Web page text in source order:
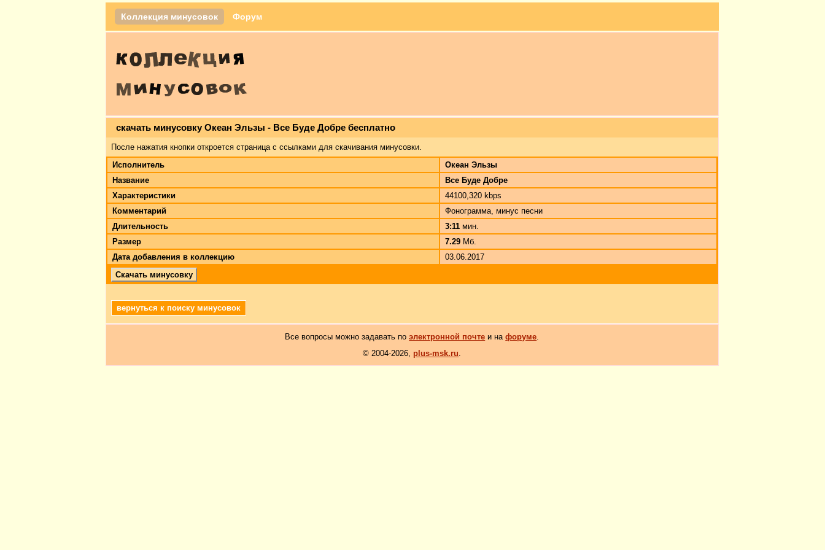
Коллекция минусовок Форум
скачать минусовку Океан Эльзы - Все Буде Добре бесплатно
После нажатия кнопки откроется страница с ссылками для скачивания минусовки.
Исполнитель
Океан Эльзы
Название
Все Буде Добре
Характеристики
44100,320 kbps
Комментарий
Фонограмма, минус песни
Длительность
3:11 мин.
Размер
7.29 Мб.
Дата добавления в коллекцию
03.06.2017
Скачать минусовку
вернуться к поиску минусовок
Все вопросы можно задавать поэлектронной почте и нафоруме.
© 2004-2026, plus-msk.ru.